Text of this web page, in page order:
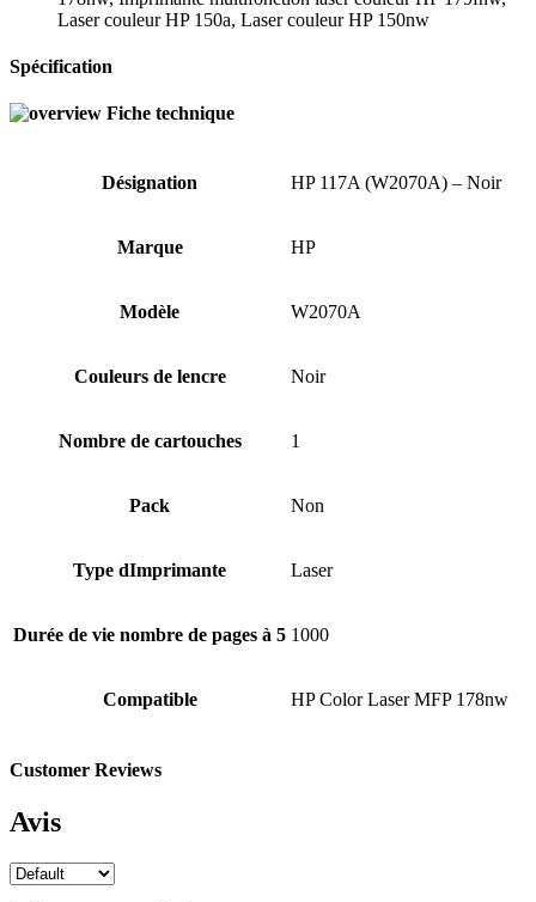
Laser couleur HP 150a, Laser couleur HP 150nw
Spécification
Fiche technique
Désignation HP 117A (W2070A) – Noir
Marque HP
Modèle W2070A
Couleurs de lencre Noir
Nombre de cartouches 1
Pack Non
Type dImprimante Laser
Durée de vie nombre de pages à 5 1000
Compatible HP Color Laser MFP 178nw
Customer Reviews
Avis